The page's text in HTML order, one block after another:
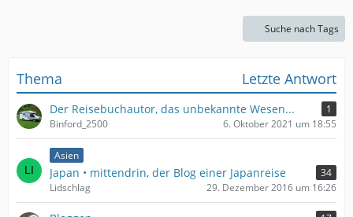
Suche nach Tags
Thema Letzte Antwort
Der Reisebuchautor, das unbekannte Wesen...
1
Binford_2500
6. Oktober 2021 um 18:55
Asien
Japan • mittendrin, der Blog einer Japanreise
34
Lidschlag
29. Dezember 2016 um 16:26